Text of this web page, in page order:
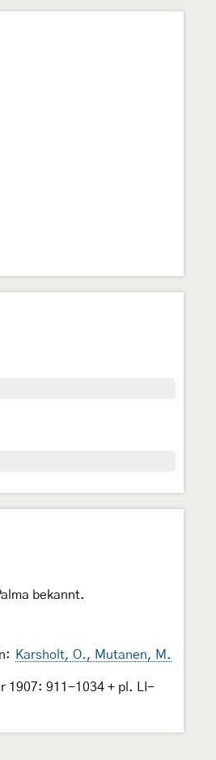
bekannt.
Karsholt, O., Mutanen, M.
1907: 911-1034 + pl. LI-